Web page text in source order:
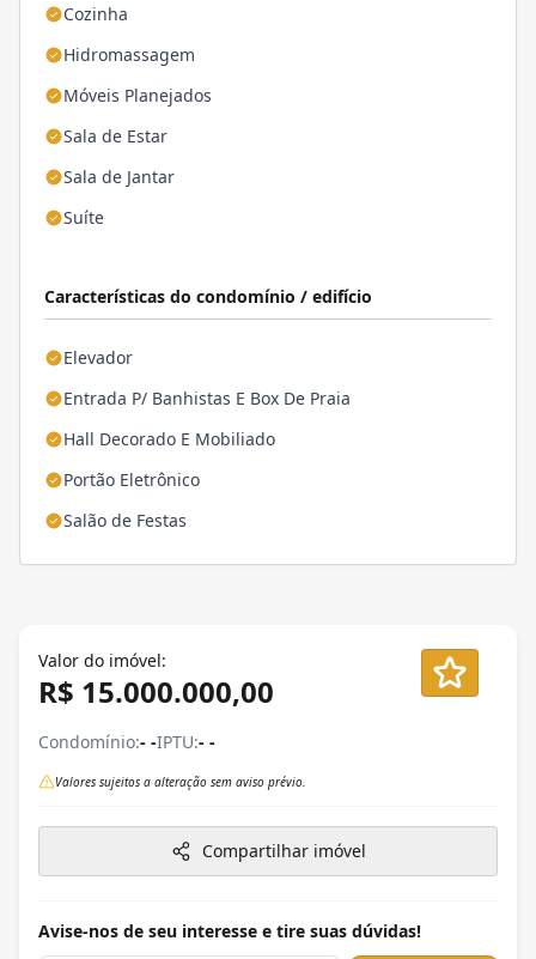
Cozinha
Hidromassagem
Móveis Planejados
Sala de Estar
Sala de Jantar
Suíte
Características do condomínio / edifício
Elevador
Entrada P/ Banhistas E Box De Praia
Hall Decorado E Mobiliado
Portão Eletrônico
Salão de Festas
Valor do imóvel:
R$ 15.000.000,00
Condomínio:- -IPTU:- -
Valores sujeitos a alteração sem aviso prévio.
Compartilhar imóvel
Avise-nos de seu interesse e tire suas dúvidas!